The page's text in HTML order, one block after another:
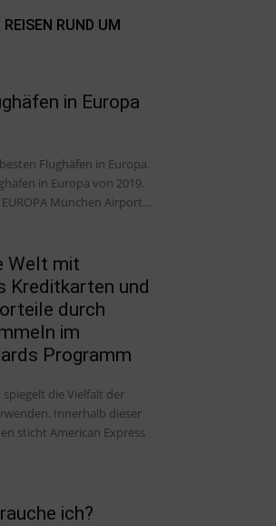
RUND UM
in Europa
Flughäfen in Europa.
in Europa von 2019.
EUROPA München Airport...
Welt mit
Kreditkarten und
durch
im
Programm
die Vielfalt der
Innerhalb dieser
sticht American Express
ich?